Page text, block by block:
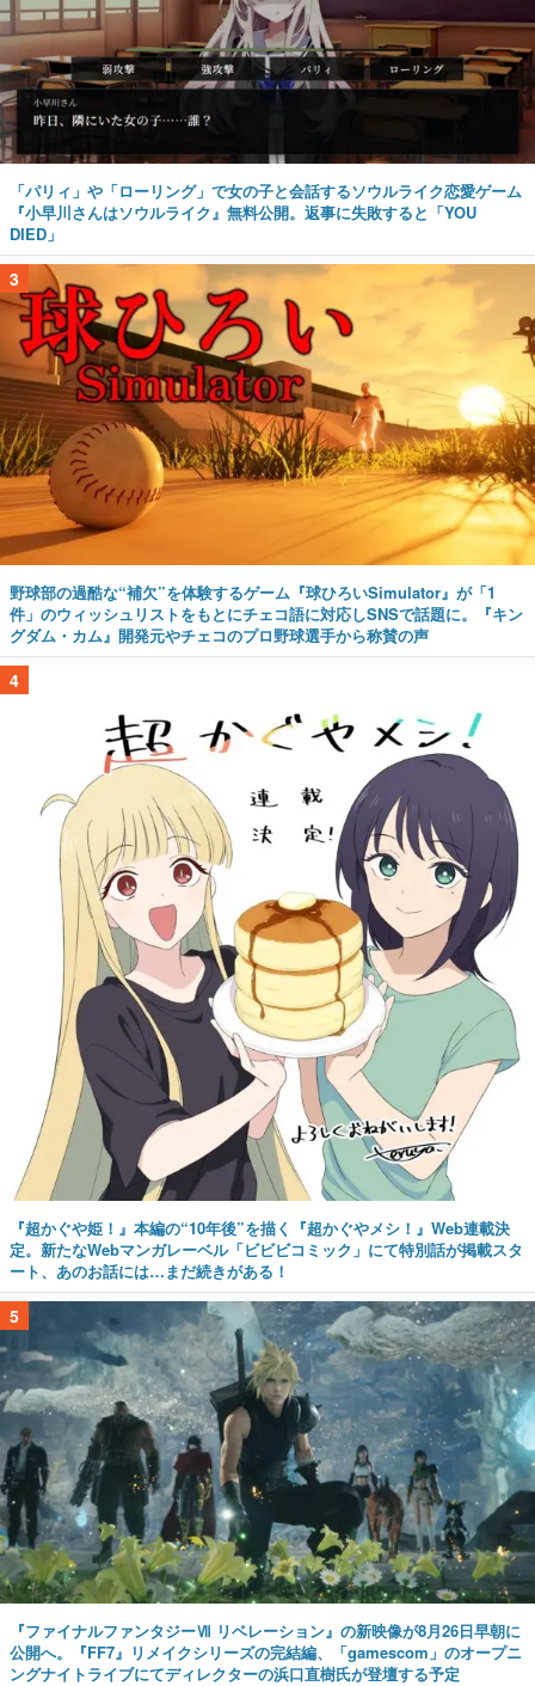
「パリィ」や「ローリング」で女の子と会話するソウルライク恋愛ゲーム
『小早川さんはソウルライク』無料公開。返事に失敗すると「YOU
DIED」
3
野球部の過酷な“補欠”を体験するゲーム『球ひろいSimulator』が「1
件」のウィッシュリストをもとにチェコ語に対応しSNSで話題に。『キン
グダム・カム』開発元やチェコのプロ野球選手から称賛の声
4
『超かぐや姫！』本編の“10年後”を描く『超かぐやメシ！』Web連載決
定。新たなWebマンガレーベル「ビビビコミック」にて特別話が掲載スタ
ート、あのお話には…まだ続きがある！
5
『ファイナルファンタジーⅦ リベレーション』の新映像が8月26日早朝に
公開へ。『FF7』リメイクシリーズの完結編、「gamescom」のオープニ
ングナイトライブにてディレクターの浜口直樹氏が登壇する予定